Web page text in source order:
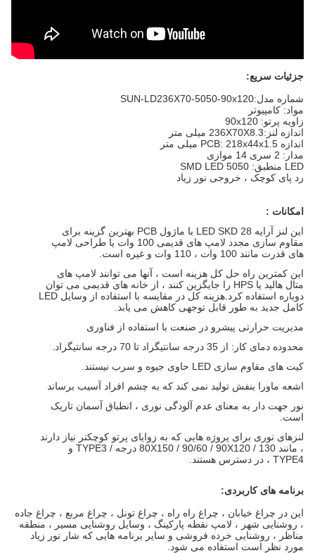
جزئیات سریع:
شماره مدل:SUN-LD236X70-5050-90x120
مواد: کامپیوتر
زاویه پرتو: 90x120
اندازه لنز:236X70X8.3 میلی متر
اندازه PCB: 218x44x1.5 میلی متر
مدار: 2 سری 14 موازی
LED منطبق: 5050 SMD LED
رد پای کوچک ، خروجی نور زیاد
امکانات :
این لنز آرایه LED SKD 28 با ماژول PCB بهترین گزینه برای
مقاوم سازی مجدد لامپ های قدیمی 100 وات یا طراحی لامپ
های قدرت مانند 100 وات ، 110 وات و غیره است.
این کمترین راه حل کل هزینه است ، آنها می توانند لامپ های
متال هالید یا HPS را جایگزین کنند ، از خانه های قدیمی می توان
دوباره استفاده کرد.هزینه کل در مقایسه با استفاده از وسایل LED
کامل جدید به طور قابل توجهی کاهش می یابد.
مدیریت حرارتی پیشرو در صنعت با استفاده از فناوری
محدوده دمای کار: از 35 درجه سانتیگراد تا 70 درجه سانتیگراد.
کیت های مقاوم سازی LED حاوی جیوه و سرب نیستند.
اشعه ماورا بنفش تولید نمی کند که به چشم افراد آسیب برساند
نور جهت دار به معنای عدم آلودگی نوری ، انطباق آسمان تاریک
است.
لنزهای نوری برای پروژه هایی که به زوایای پرتو کوچکتر نیاز دارند
، مانند 80X150 / 90/60 / 90X120 / 130 درجه / TYPE3 و
TYPE4 ، در دسترس هستند.
برنامه های کاربردی:
این در چراغ خیابان ، چراغ راه راه ، چراغ تونل ، چراغ مربع ، چراغ جاده
، روشنایی شهر ، لامپ نقطه پارکینگ ، وسایل روشنایی مسیر ، منطقه
مناظر ، روشنایی خرده فروشی و سایر برنامه هایی که شار نور زیاد
مورد نظر است استفاده می شود.